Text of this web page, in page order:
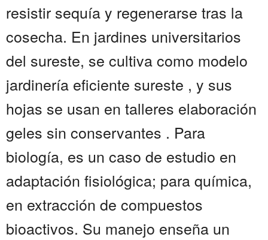
resistir sequía y regenerarse tras la
cosecha. En jardines universitarios
del sureste, se cultiva como modelo
jardinería eficiente sureste , y sus
hojas se usan en talleres elaboración
geles sin conservantes . Para
biología, es un caso de estudio en
adaptación fisiológica; para química,
en extracción de compuestos
bioactivos. Su manejo enseña un